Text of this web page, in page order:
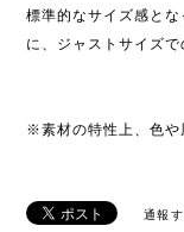
標準的なサイズ感と
に、ジャストサイズで
※素材の特性上、色や
通報す